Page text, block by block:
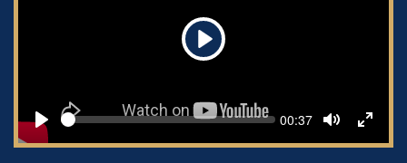
Play
Play
Seek Current
00:37
Mute